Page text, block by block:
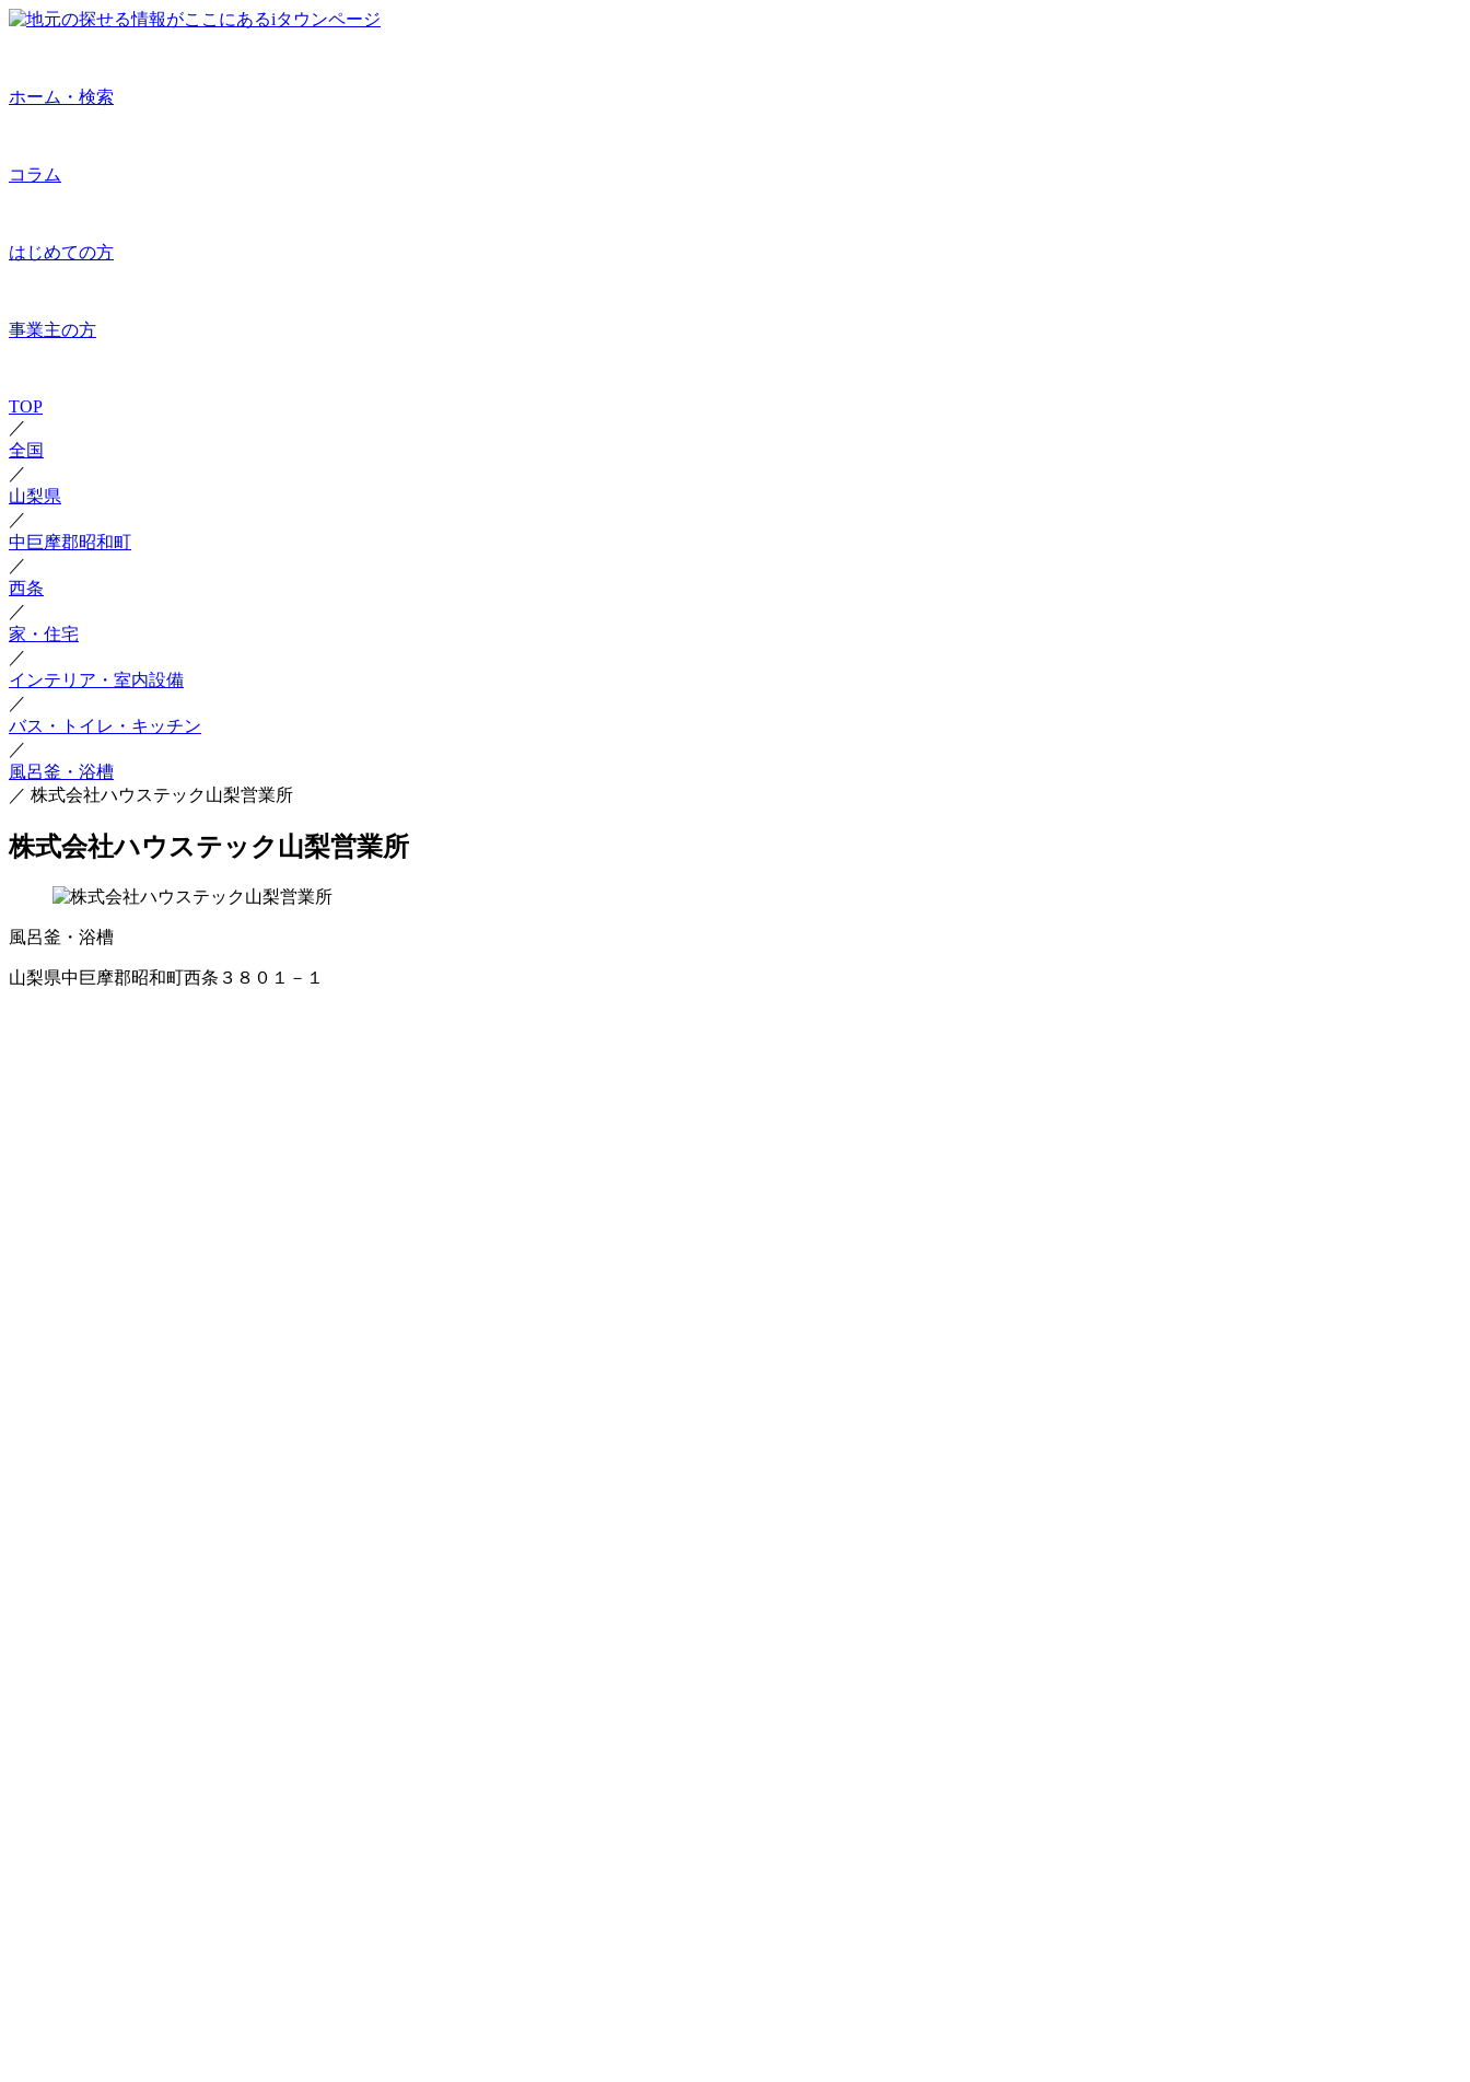
ホーム・検索
コラム
はじめての方
事業主の方
TOP
／
全国
／
山梨県
／
中巨摩郡昭和町
／
西条
／
家・住宅
／
インテリア・室内設備
／
バス・トイレ・キッチン
／
風呂釜・浴槽
／ 株式会社ハウステック山梨営業所
株式会社ハウステック山梨営業所
風呂釜・浴槽
山梨県中巨摩郡昭和町西条３８０１－１